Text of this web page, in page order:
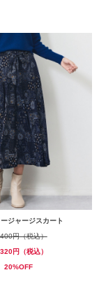
ジャージスカート
円（税込）
円（税込）
20%OFF